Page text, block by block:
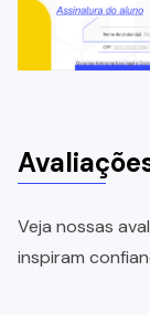
Veja nossas
inspiram